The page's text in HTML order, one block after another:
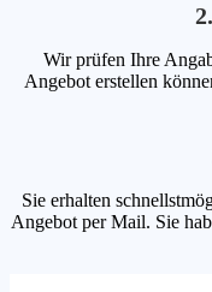
Wir prüfen Ihre
Angebot erstellen
Sie erhalten
Angebot per Mail. Sie